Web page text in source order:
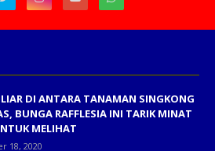
DI ANTARA TANAMAN SINGKONG
BUNGA RAFFLESIA INI TARIK MINAT
MELIHAT
18, 2020